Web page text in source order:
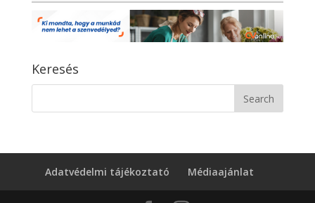
Keresés
Adatvédelmi tájékoztató Médiaajánlat